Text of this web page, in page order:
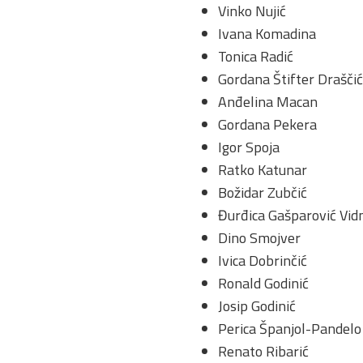
Vinko Nujić
Ivana Komadina
Tonica Radić
Gordana Štifter Draščić
Anđelina Macan
Gordana Pekera
Igor Spoja
Ratko Katunar
Božidar Zubčić
Đurđica Gašparović
Dino Smojver
Ivica Dobrinčić
Ronald Godinić
Josip Godinić
Perica Španjol-Pandelo
Renato Ribarić